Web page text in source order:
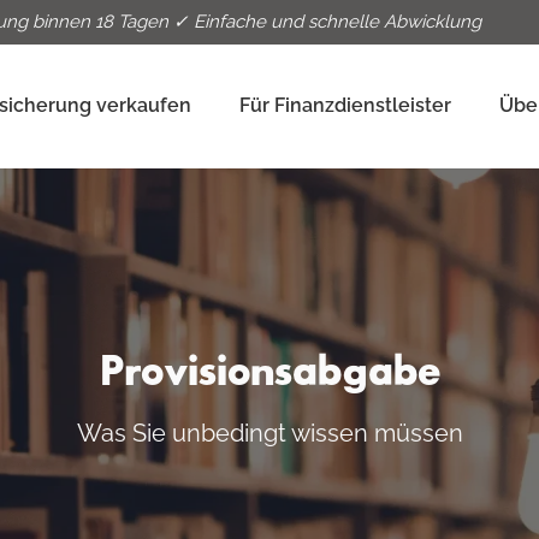
binnen 18 Tagen ✓ Einfache und schnelle Abwicklung
verkaufen Für Finanzdienstleister
Provisionsabgabe
Was Sie unbedingt wissen müssen